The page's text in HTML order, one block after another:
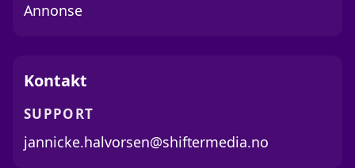
Annonse
Kontakt
SUPPORT
jannicke.halvorsen@shiftermedia.no